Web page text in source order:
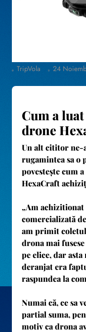
TripVola 24
Cum a
drone
Un alt cititor ne-
rugamintea sa o
povestește cum
HexaCraft
„Am achizitionat
comercializată
am primit coletul
drona mai
pe elice, dar asta
deranjat era
raspundea la
Numai că, ce sa
partial suma,
motiv ca drona